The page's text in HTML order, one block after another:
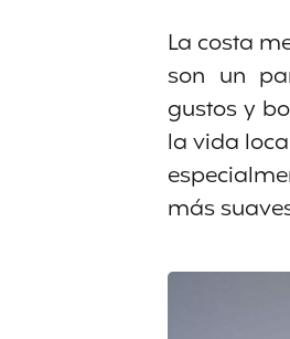
La costa
son un
gustos y
la vida
más